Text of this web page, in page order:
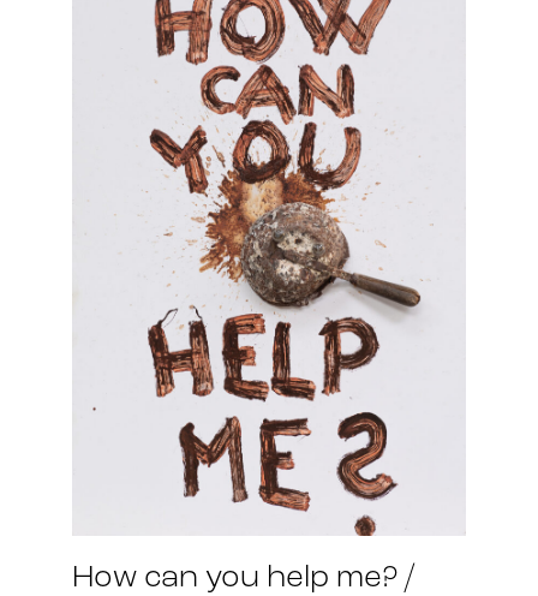
How can you help me? /